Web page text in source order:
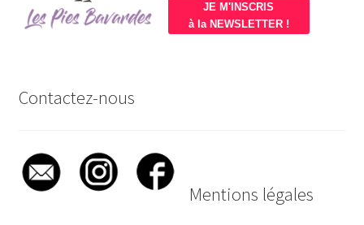
JE M'INSCRIS
à la NEWSLETTER !
Contactez-nous
Mentions légales